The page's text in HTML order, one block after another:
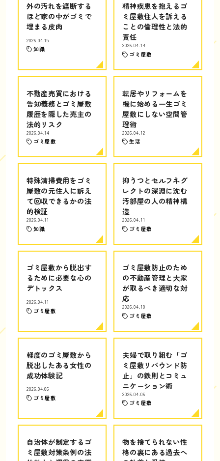
外の汚れを遮断する
ほど家の中がゴミで
埋まる皮肉
2026.04.15
知識
精神疾患を抱えるゴ
ミ屋敷住人を訴える
ことの倫理性と法的
責任
2026.04.14
ゴミ屋敷
不動産売買における
告知義務とゴミ屋敷
履歴を隠した売主の
法的リスク
2026.04.14
ゴミ屋敷
転居やリフォームを
機に始める一生ゴミ
屋敷にしない空間管
理術
2026.04.12
生活
特殊清掃費用をゴミ
屋敷の元住人に訴え
て回収できるかの法
的検証
2026.04.11
知識
抑うつとセルフネグ
レクトの深淵に沈む
汚部屋の人の精神構
造
2026.04.11
ゴミ屋敷
ゴミ屋敷から脱出す
るために必要な心の
デトックス
2026.04.11
ゴミ屋敷
ゴミ屋敷防止のため
の不動産管理と大家
が取るべき適切な対
応
2026.04.10
ゴミ屋敷
軽度のゴミ屋敷から
脱出したある女性の
成功体験記
2026.04.06
ゴミ屋敷
夫婦で取り組む「ゴ
ミ屋敷リバウンド防
止」の鉄則とコミュ
ニケーション術
2026.04.06
ゴミ屋敷
自治体が制定するゴ
ミ屋敷対策条例の法
物を捨てられない性
格の裏にある過去へ